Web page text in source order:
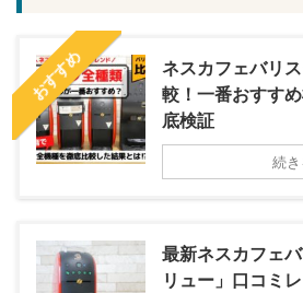
おすすめ
ネスカフェバリ
較！一番おすす
底検証
続
最新ネスカフェ
リュー」口コミ